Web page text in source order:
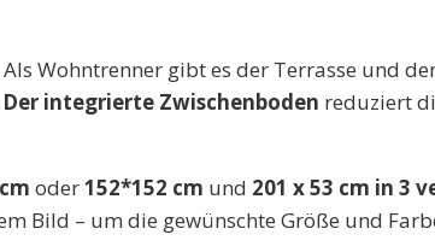
Wohntrenner gibt es der Terrasse und
Der integrierte Zwischenboden reduziert
oder152*152 cm und 201 x 53 cm in 3
Bild – um die gewünschte Größe und